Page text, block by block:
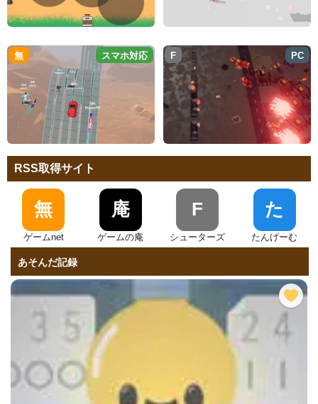
無 スマホ対応 F PC
RSS取得サイト
無
ゲームnet
庵
ゲームの庵
F
シューターズ
た
たんげーむ
あそんだ記録